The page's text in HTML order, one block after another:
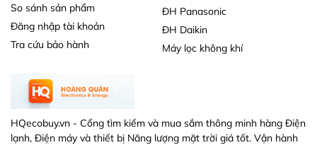
So sánh sản phẩm
Đăng nhập tài khoản
Tra cứu bảo hành
ĐH Panasonic
ĐH Daikin
Máy lọc không khí
HQecobuy.vn - Cổng tìm kiếm và mua sắm thông minh hàng Điện
lạnh, Điện máy và thiết bị Năng lượng mặt trời giá tốt. Vận hành